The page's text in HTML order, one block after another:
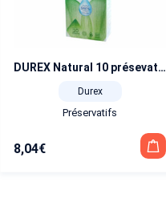
DUREX Natural 10 présevatifs
Durex
Préservatifs
8,04€